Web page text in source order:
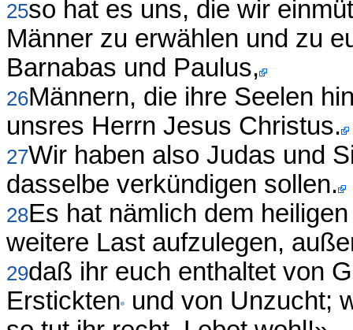
25so hat es uns, die wir
Männer zu erwählen und zu
Barnabas und Paulus,
26Männern, die ihre Seelen
unsres Herrn Jesus Christus.
27Wir haben also Judas und
dasselbe verkündigen sollen.
28Es hat nämlich dem
weitere Last aufzulegen,
29daß ihr euch enthaltet von
Erstickten und von Unzucht;